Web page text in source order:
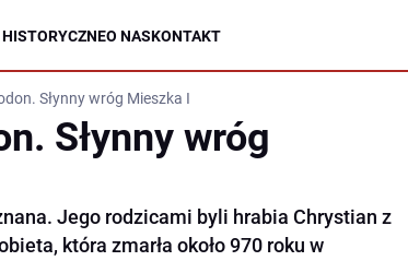
O NASKONTAKT
Słynny wróg Mieszka I
Słynny wróg
Jego rodzicami byli hrabia Chrystian z
która zmarła około 970 roku w